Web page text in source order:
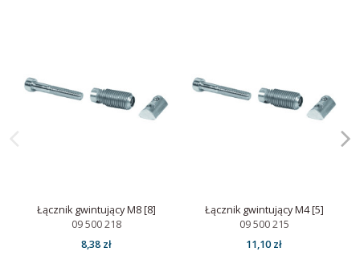
Łącznik gwintujący M8 [8]
09 500 218
8,38 zł
Łącznik gwintujący M4 [5]
09 500 215
11,10 zł